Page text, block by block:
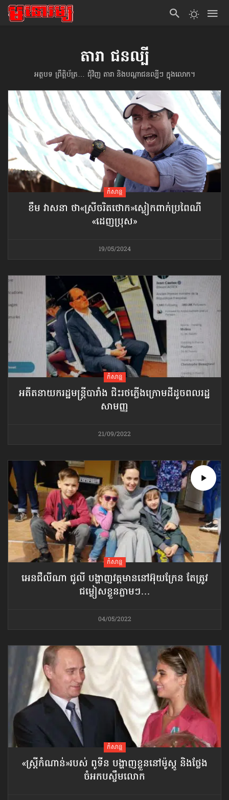
តារា ជនល្បី
អត្ថបទ ព្រឹត្តិប័ត្រ… ជុំវិញ តារា និងបណ្ដាជនល្បីៗ ក្នុងលោក។
កំសាន្ដ
ខឹម វាសនា ថា«ស្រីចរិតថោក»​ស្លៀកពាក់ប្រពៃណី​
«ដេញប្រុស»
19/05/2024
កំសាន្ដ
អតីត​នាយករដ្ឋមន្ត្រី​បារាំង ជិះរថភ្លើង​ក្រោមដី​ដូចពលរដ្ឋ​
សាមញ្ញ
21/09/2022
កំសាន្ដ
អេនជឺលីណា ជូលី បង្ហាញវត្តមាន​នៅអ៊ុយក្រែន តែត្រូវ​
ជម្លៀសខ្លួន​ភ្លាមៗ…
04/05/2022
កំសាន្ដ
«ស្ត្រីកំណាន់»​របស់ ពូទីន បង្ហាញខ្លួន​នៅម៉ូស្គូ និងថ្លែង
ចំអក​បស្ចឹមលោក